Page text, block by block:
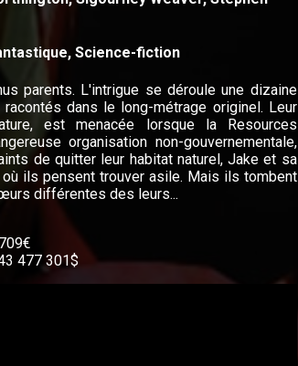
Science-fiction
parents. L'intrigue se déroule une dizaine
dans le long-métrage originel. Leur
est menacée lorsque la Resources
organisation non-gouvernementale,
de quitter leur habitat naturel, Jake et sa
ils pensent trouver asile. Mais ils tombent
différentes des leurs...
477 301$